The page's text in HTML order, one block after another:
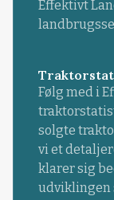
Effektivt
Følg med i
solgte
vi et
klarer sig
udviklingen